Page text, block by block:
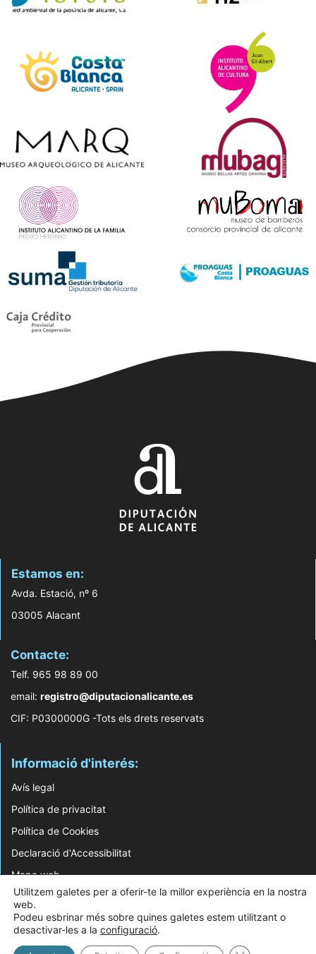
Estamos en:
Avda. Estació, nº 6
03005 Alacant
Contacte:
Telf. 965 98 89 00
email: registro@diputacionalicante.es
CIF: P0300000G -Tots els drets reservats
Informació d'interés:
Avís legal
Política de privacitat
Política de Cookies
Declaració d'Accessibilitat
Mapa web
© 2026 Web Desenvolupada pel Servei d'Informàtica de Diputació d'Alacant
Utilitzem galetes per a oferir-te la millor experiència en la nostra
web.
Podeu esbrinar més sobre quines galetes estem utilitzant o
desactivar-les a la configuració.